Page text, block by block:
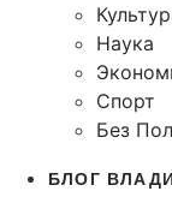
Наука
Спорт
Без
БЛОГ